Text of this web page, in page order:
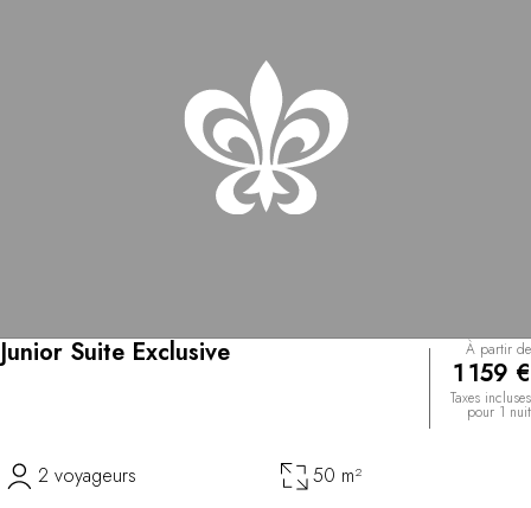
Junior Suite Exclusive À partir de
1 159 €
Taxes incluses
pour 1 nuit
2 voyageurs 50 m²